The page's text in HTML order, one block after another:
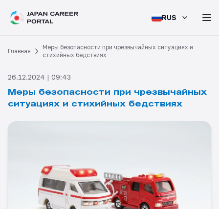
RUS
Главная
Меры безопасности при чрезвычайных ситуациях и
стихийных бедствиях
26.12.2024 | 09:43
Меры безопасности при чрезвычайных
ситуациях и стихийных бедствиях